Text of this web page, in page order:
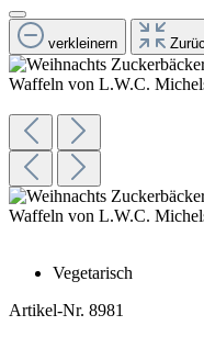
verkleinern
Vegetarisch
Artikel-Nr. 8981